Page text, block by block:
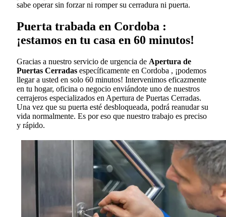
sabe operar sin forzar ni romper su cerradura ni puerta.
Puerta trabada en Cordoba :
¡estamos en tu casa en 60 minutos!
Gracias a nuestro servicio de urgencia de Apertura de
Puertas Cerradas específicamente en Cordoba , ¡podemos
llegar a usted en solo 60 minutos! Intervenimos eficazmente
en tu hogar, oficina o negocio enviándote uno de nuestros
cerrajeros especializados en Apertura de Puertas Cerradas.
Una vez que su puerta esté desbloqueada, podrá reanudar su
vida normalmente. Es por eso que nuestro trabajo es preciso
y rápido.